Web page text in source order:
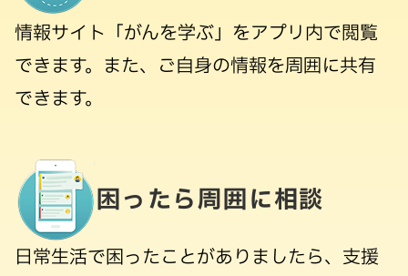
情報サイト「がんを学ぶ」をアプリ内で閲覧
できます。また、ご自身の情報を周囲に共有
できます。
困ったら周囲に相談
日常生活で困ったことがありましたら、支援